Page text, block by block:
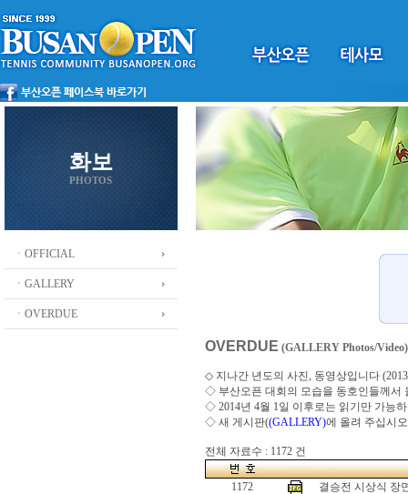
화보
PHOTOS
ㆍOFFICIAL
ㆍGALLERY
ㆍOVERDUE
OVERDUE (GALLERY Photos/Video)
◇ 지나간 년도의 사진, 동영상입니다
◇ 부산오픈 대회의 모습을 동호인들께서
◇ 2014년 4월 1일 이후로는 읽기만 가능
◇ 새 게시판((GALLERY)에 올려 주십시오
전체 자료수 : 1172 건
1172
결승전 시상식 장